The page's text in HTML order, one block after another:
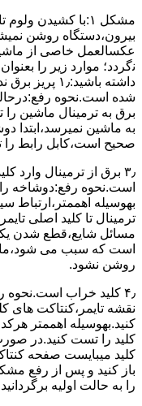
مشکل ۱:ﺑﺎ ﮐﺸﯿﺪن
ﺑﯿﺮون،دستگاه روﺷﻦ
عکسالعمل ﺧﺎﺻﯽ از
ﻧگردد؛ موارد زیر را
ﺷﺪه است.نحوه
ﺑﺮق ﺑﻪ ﺗﺮﻣﯿﻨﺎل ﻣﺎﺷﯿﻦ را
ﺑﻪ ﻣﺎﺷﯿﻦ نمیرسد،اﺑﺘﺪا
ﺻﺤﯿﺢ اﺳﺖ،ﮐﺎﺑﻞ راﺑﻂ را
۳٫ ﺑﺮق از ﺗﺮﻣﯿﻨﺎل وارد
است.نحوه رﻓﻊ:دوشاخه
بهوسیله اهممتر،ارﺗﺒﺎط
ﺗﺮﻣﯿﻨﺎل ﺗﺎ ﮐﻠﯿﺪ اﺻﻠﯽ
مسائل شایع،ﻗﻄﻊ شدن
است که سبب می
روﺷﻦ نشود.
۴٫ ﮐﻠﯿﺪ ﺧﺮاب اﺳﺖ.نحوه
ﻧﻘﺸﻪ ﺗﺎﯾﻤﺮ،ﮐﻨﺘﺎﮐﺖ ﻫﺎی
کنید.بهوسیله اهممتر
ﮐﻠﯿﺪ را ﺗﺴﺖ ﮐﻨﯿﺪ.در
ﮐﻠﯿﺪ میبایست ﺻﻔﺤﻪ
باز کنید و ﭘﺲ از رﻓﻊ
را به حالت اوﻟﯿﻪ